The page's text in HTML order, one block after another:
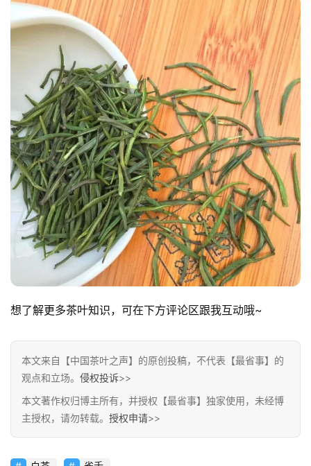
专
题
圈
子
博
主
访
客
地
客
户
端
投
稿
须
知
想了解更多茶叶知识，可在下方评论区跟我互动哦~
本文来自【中国茶叶之声】的原创投稿，不代表【最省事】的
观点和立场。 侵权投诉>>
本文著作权归博主所有，并授权【最省事】独家使用，未经博
主授权，请勿转载。 授权申请>>